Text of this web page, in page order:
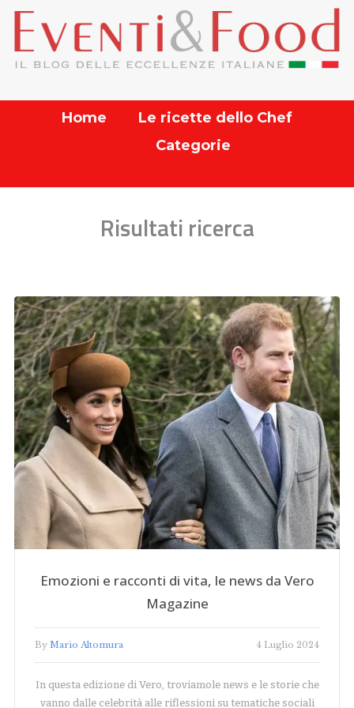
Home
Le ricette dello Chef
Categorie
Risultati ricerca
Emozioni e racconti di vita, le news da Vero
Magazine
By Mario Altomura 4 Luglio 2024
In questa edizione di Vero, troviamole news e le storie che
vanno dalle celebrità alle riflessioni su tematiche sociali